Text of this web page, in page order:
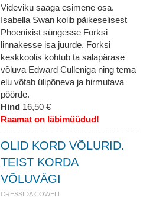
Videviku saaga esimene osa.
Isabella Swan kolib päikeselisest
Phoenixist süngesse Forksi
linnakesse isa juurde. Forksi
keskkoolis kohtub ta salapärase
võluva Edward Culleniga ning tema
elu võtab ülipõneva ja hirmutava
pöörde.
Hind 16,50 €
Raamat on läbimüüdud!
OLID KORD VÕLURID.
TEIST KORDA
VÕLUVÄGI
CRESSIDA COWELL